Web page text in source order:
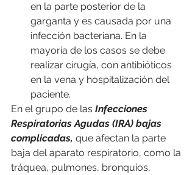
en la parte posterior de la
garganta y es causada por una
infección bacteriana. En la
mayoría de los casos se debe
realizar cirugía, con antibióticos
en la vena y hospitalización del
paciente.
En el grupo de las Infecciones
Respiratorias Agudas (IRA) bajas
complicadas, que afectan la parte
baja del aparato respiratorio, como la
tráquea, pulmones, bronquios,